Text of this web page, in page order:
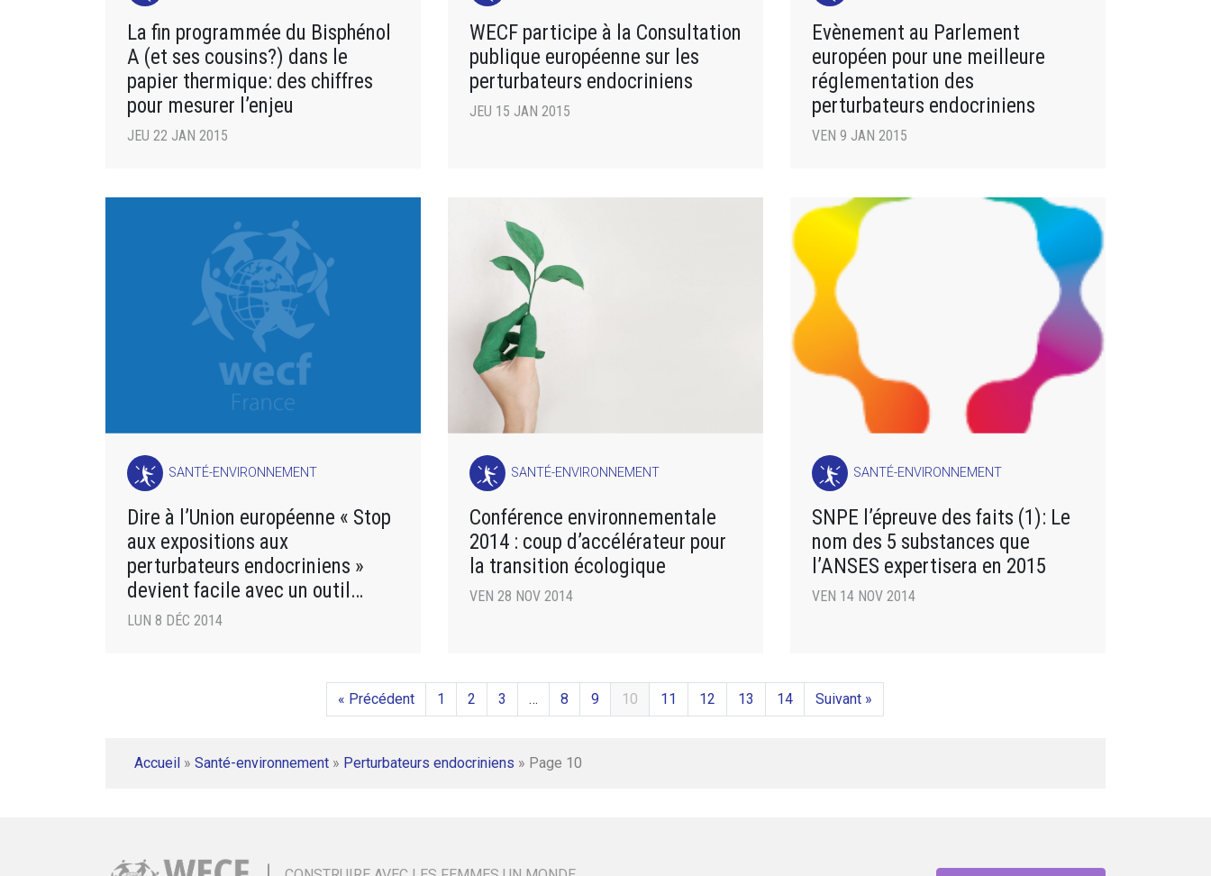
La fin programmée du Bisphénol
A (et ses cousins?) dans le
papier thermique: des chiffres
pour mesurer l’enjeu
JEU 22 JAN 2015
WECF participe à la Consultation
publique européenne sur les
perturbateurs endocriniens
JEU 15 JAN 2015
Evènement au Parlement
européen pour une meilleure
réglementation des
perturbateurs endocriniens
VEN 9 JAN 2015
SANTÉ-ENVIRONNEMENT
Dire à l’Union européenne « Stop
aux expositions aux
perturbateurs endocriniens »
devient facile avec un outil
proposé par des ONG
LUN 8 DÉC 2014
SANTÉ-ENVIRONNEMENT
Conférence environnementale
2014 : coup d’accélérateur pour
la transition écologique
VEN 28 NOV 2014
SANTÉ-ENVIRONNEMENT
SNPE l’épreuve des faits (1): Le
nom des 5 substances que
l’ANSES expertisera en 2015
VEN 14 NOV 2014
« Précédent 1 2 3 … 8 9 10 11 12 13 14 Suivant »
Accueil » Santé-environnement » Perturbateurs endocriniens » Page 10